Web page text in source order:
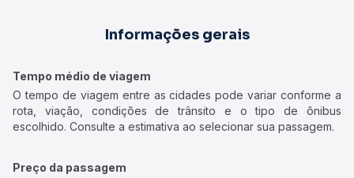
Informações gerais
Tempo médio de viagem
O tempo de viagem entre as cidades pode variar conforme a
rota, viação, condições de trânsito e o tipo de ônibus
escolhido. Consulte a estimativa ao selecionar sua passagem.
Preço da passagem